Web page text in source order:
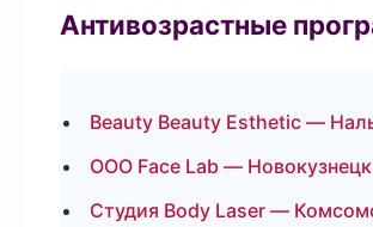
Антивозрастные
Beauty Beauty Esthetic —
ООО Face Lab — Новокузнецк
Студия Body Laser —